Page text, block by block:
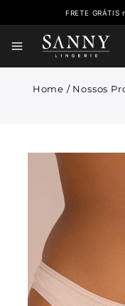
FRETE
Home / Nossos